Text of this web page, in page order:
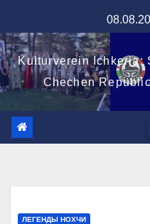
к
содержимому
Kulturverein Ichkeria:
Chechen
ЛЕГЕНДЫ НОХЧИ